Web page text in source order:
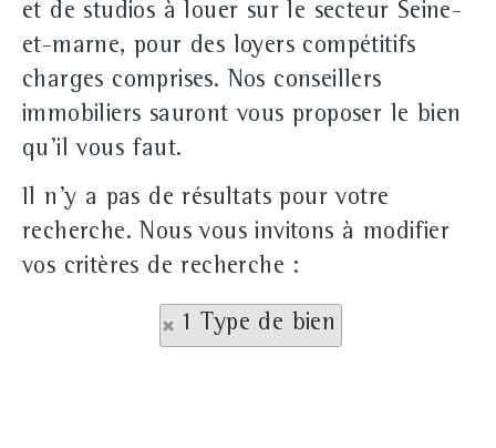
et de studios à louer sur le secteur Seine-
et-marne, pour des loyers compétitifs
charges comprises. Nos conseillers
immobiliers sauront vous proposer le bien
qu'il vous faut.
Il n'y a pas de résultats pour votre
recherche. Nous vous invitons à modifier
vos critères de recherche :
1 Type de bien